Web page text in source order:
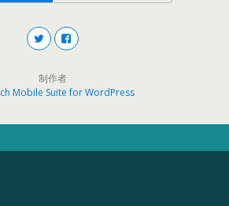
制作者
Mobile Suite for WordPress